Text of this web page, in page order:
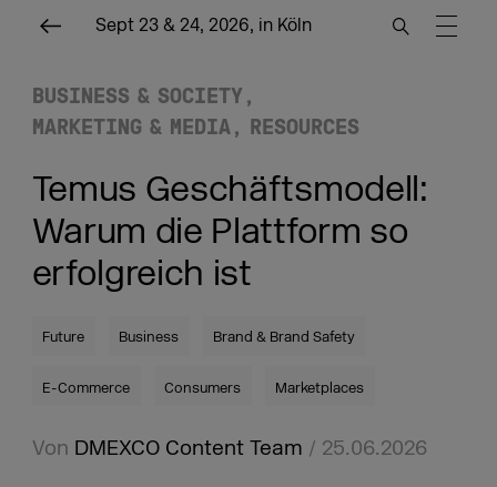
Sept 23 & 24, 2026, in Köln
BUSINESS & SOCIETY
MARKETING & MEDIA
RESOURCES
Temus Geschäftsmodell:
Warum die Plattform so
erfolgreich ist
Future Business Brand & Brand Safety
E-Commerce Consumers Marketplaces
Von DMEXCO Content Team / 25.06.2026